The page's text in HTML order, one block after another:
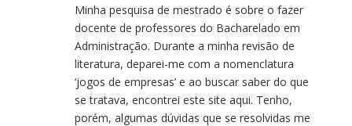
Minha pesquisa de mestrado é sobre o fazer
docente de professores do Bacharelado em
Administração. Durante a minha revisão de
literatura, deparei-me com a nomenclatura
‘jogos de empresas’ e ao buscar saber do que
se tratava, encontrei este site aqui. Tenho,
porém, algumas dúvidas que se resolvidas me